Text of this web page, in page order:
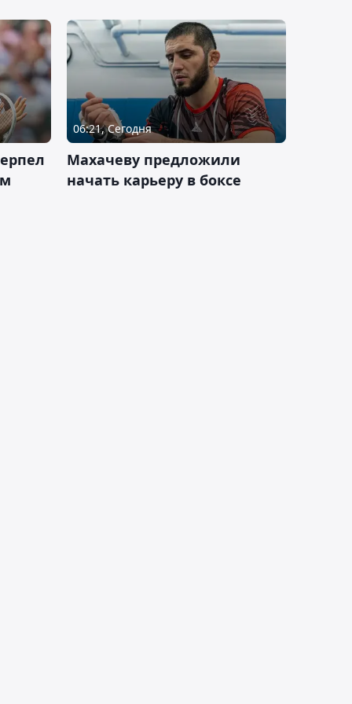
06:21, Сегодня
Махачеву предложили
начать карьеру в боксе